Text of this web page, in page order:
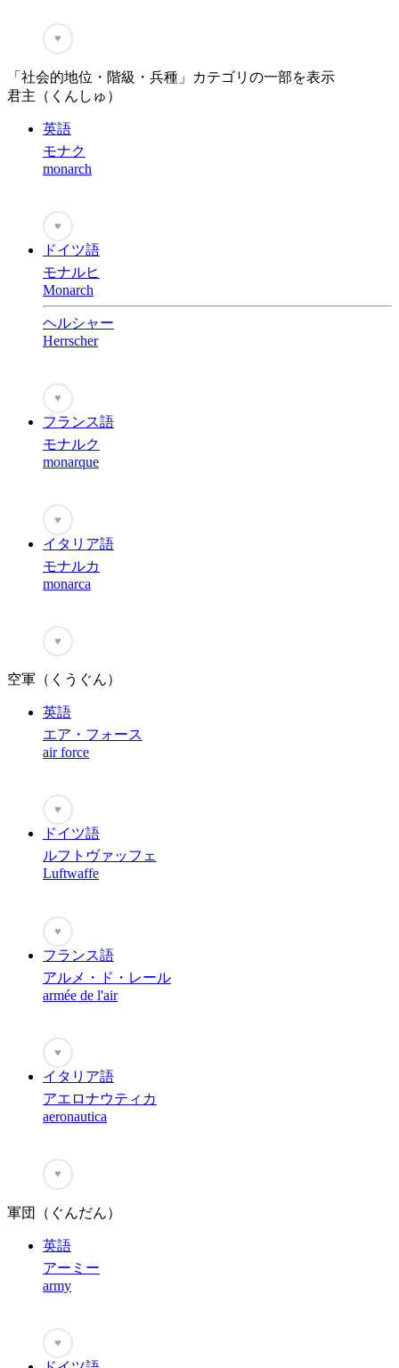
♥
「社会的地位・階級・兵種」カテゴリの一部を表示
君主（くんしゅ）
英語
モナク
monarch
♥
ドイツ語
モナルヒ
Monarch
ヘルシャー
Herrscher
♥
フランス語
モナルク
monarque
♥
イタリア語
モナルカ
monarca
♥
空軍（くうぐん）
英語
エア・フォース
air force
♥
ドイツ語
ルフトヴァッフェ
Luftwaffe
♥
フランス語
アルメ・ド・レール
armée de l'air
♥
イタリア語
アエロナウティカ
aeronautica
♥
軍団（ぐんだん）
英語
アーミー
army
♥